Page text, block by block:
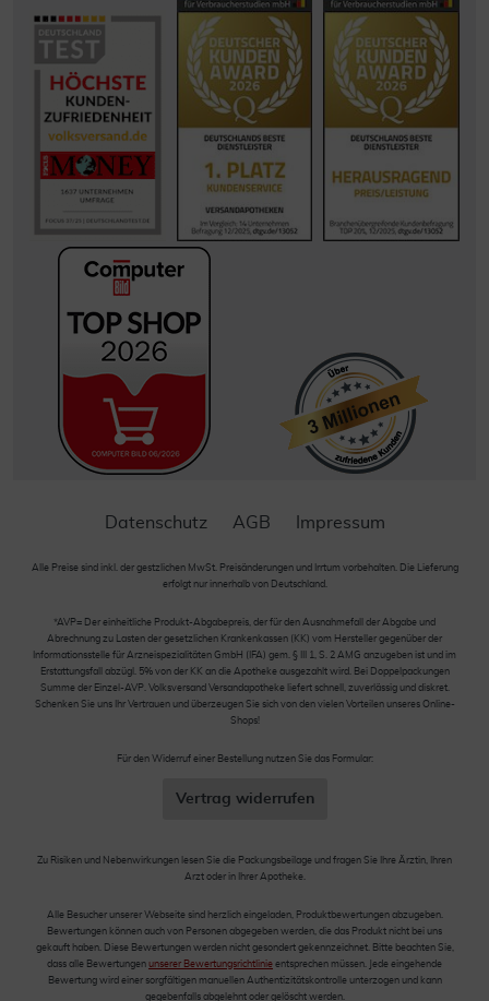
Datenschutz AGB Impressum
Alle Preise sind inkl. der gestzlichen MwSt. Preisänderungen und Irrtum vorbehalten. Die Lieferung
erfolgt nur innerhalb von Deutschland.
*AVP= Der einheitliche Produkt-Abgabepreis, der für den Ausnahmefall der Abgabe und
Abrechnung zu Lasten der gesetzlichen Krankenkassen (KK) vom Hersteller gegenüber der
Informationsstelle für Arzneispezialitäten GmbH (IFA) gem. § III 1, S. 2 AMG anzugeben ist und im
Erstattungsfall abzügl. 5% von der KK an die Apotheke ausgezahlt wird. Bei Doppelpackungen
Summe der Einzel-AVP. Volksversand Versandapotheke liefert schnell, zuverlässig und diskret.
Schenken Sie uns Ihr Vertrauen und überzeugen Sie sich von den vielen Vorteilen unseres Online-
Shops!
Für den Widerruf einer Bestellung nutzen Sie das Formular:
Vertrag widerrufen
Zu Risiken und Nebenwirkungen lesen Sie die Packungsbeilage und fragen Sie Ihre Ärztin, Ihren
Arzt oder in Ihrer Apotheke.
Alle Besucher unserer Webseite sind herzlich eingeladen, Produktbewertungen abzugeben.
Bewertungen können auch von Personen abgegeben werden, die das Produkt nicht bei uns
gekauft haben. Diese Bewertungen werden nicht gesondert gekennzeichnet. Bitte beachten Sie,
dass alle Bewertungen unserer Bewertungsrichtlinie entsprechen müssen. Jede eingehende
Bewertung wird einer sorgfältigen manuellen Authentizitätskontrolle unterzogen und kann
gegebenfalls abgelehnt oder gelöscht werden.